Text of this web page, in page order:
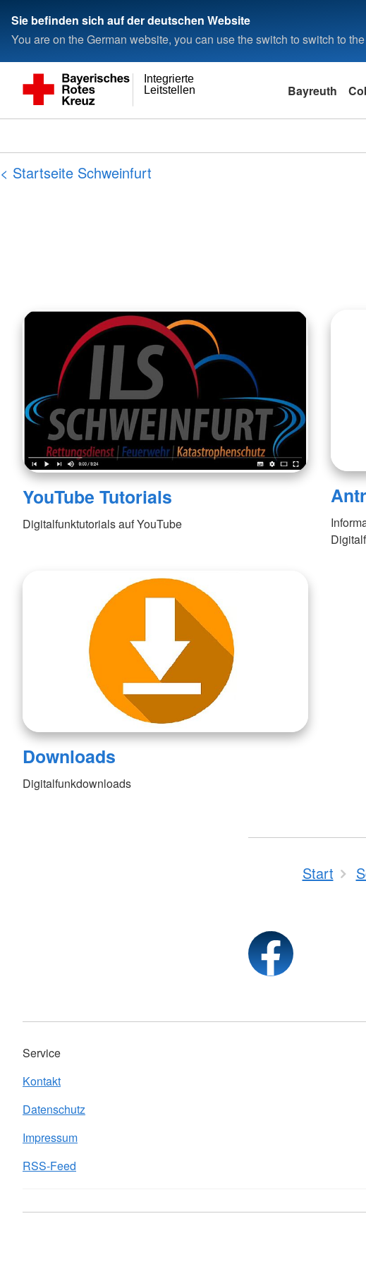
Sie befinden sich auf der deutschen Website
You are on the German website, you can use the switch to switch to
Leitstellen
Integrierte
Bayreuth
< Startseite Schweinfurt
YouTube Tutorials
Digitalfunktutorials auf YouTube
Downloads
Digitalfunkdownloads
Start
Service
Kontakt
Datenschutz
Impressum
RSS-Feed